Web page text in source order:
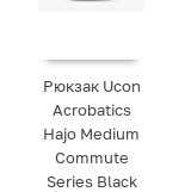
Рюкзак Ucon
Acrobatics
Hajo Medium
Commute
Series Black